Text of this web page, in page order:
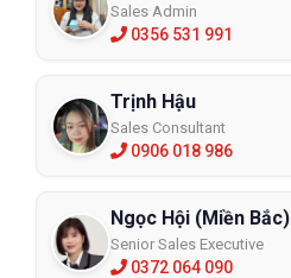
Sales Admin
0356 531 991
Trịnh Hậu
Sales Consultant
0906 018 986
Ngọc Hội (Miền Bắc)
Senior Sales Executive
0372 064 090